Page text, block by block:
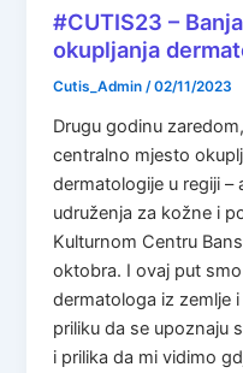
#CUTIS23 –
okupljanja
Cutis_Admin/02/11/2023
Drugu godinu
centralno mjesto
dermatologije u regiji –
udruženja za kožne i
Kulturnom Centru
oktobra. I ovaj put
dermatologa iz zemlje
priliku da se upoznaju
i prilika da mi vidimo